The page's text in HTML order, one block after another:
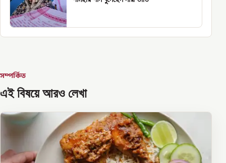
সম্পর্কিত
এই বিষয়ে আরও লেখা